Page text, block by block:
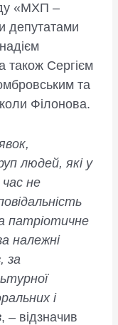
«МХП –
депутатами
Сергієм
та
Філонова.
людей, які у
не
патріотичне
належні
за
і
, – відзначив